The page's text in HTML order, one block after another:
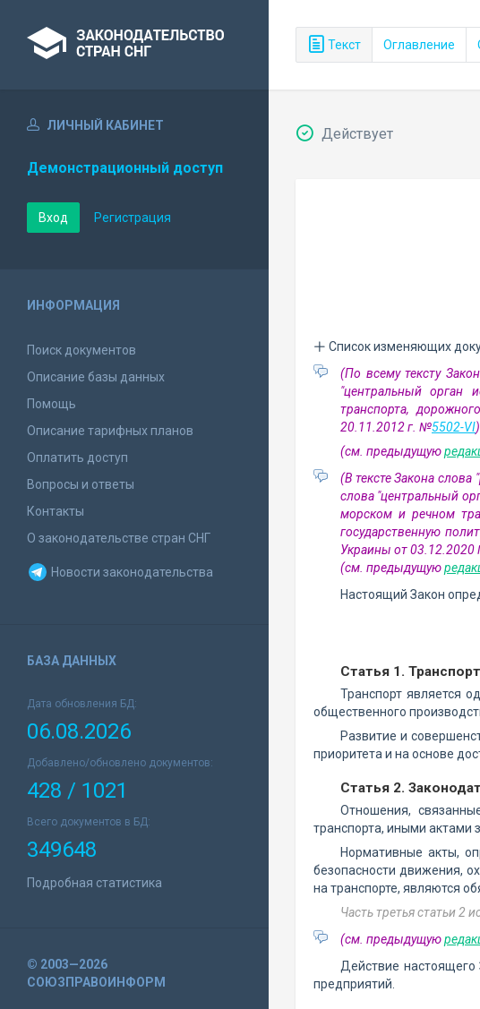
Текст Оглавление
ЛИЧНЫЙ КАБИНЕТ
Демонстрационный доступ
Вход Регистрация
ИНФОРМАЦИЯ
Поиск документов
Описание базы данных
Помощь
Описание тарифных планов
Оплатить доступ
Вопросы и ответы
Контакты
О законодательстве стран СНГ
Новости законодательства
БАЗА ДАННЫХ
Дата обновления БД:
06.08.2026
Добавлено/обновлено документов:
428 / 1021
Всего документов в БД:
349648
Подробная статистика
© 2003—2026
СОЮЗПРАВОИНФОРМ
Действует
Список изменяющих
(По всему тексту
"центральный орган
транспорта,
20.11.2012 г. №5502-VI)
(см. предыдущую
(В тексте Закона
слова "центральный
морском и речном
государственную
Украины от
(см. предыдущую
Настоящий Закон
Статья 1.
Транспорт является
общественного
Развитие и
приоритета и на основе
Статья 2.
Отношения,
транспорта, иными актами
Нормативные акты,
безопасности движения,
на транспорте, являются
Часть третья статьи 2
(см. предыдущую
Действие настоящего
предприятий.